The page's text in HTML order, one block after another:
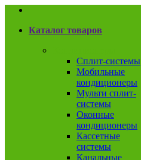
Каталог товаров
Сплит-системы
Мобильные
кондиционеры
Мульти сплит-
системы
Оконные
кондиционеры
Кассетные
системы
Канальные